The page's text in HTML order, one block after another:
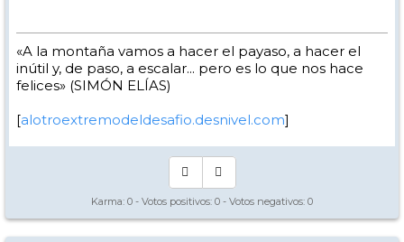
«A la montaña vamos a hacer el payaso, a hacer el
inútil y, de paso, a escalar... pero es lo que nos hace
felices» (SIMÓN ELÍAS)
[alotroextremodeldesafio.desnivel.com]
Karma: 0 - Votos positivos: 0 - Votos negativos: 0